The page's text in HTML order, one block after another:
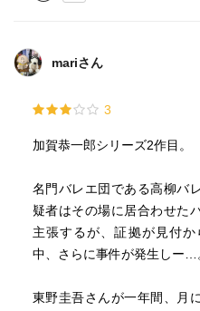
つけてきたことを知り、踊
を貫く。事件は解決するが
犠牲が複雑に絡み合い、誰
いた——
物語は、そんな世界に踏み
かに描き出して幕を閉じる。
mariさん
3
加賀恭一郎シリーズ2作目。
名門バレエ団である高柳バ
疑者はその場に居合わせた
主張するが、証拠が見付
中、さらに事件が発生しー…
東野圭吾さんが一年間、月